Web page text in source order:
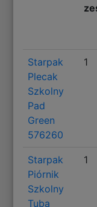
Starpak
Plecak
Szkolny
Pad
Green
576260
1
Starpak
Piórnik
Szkolny
Tuba
1